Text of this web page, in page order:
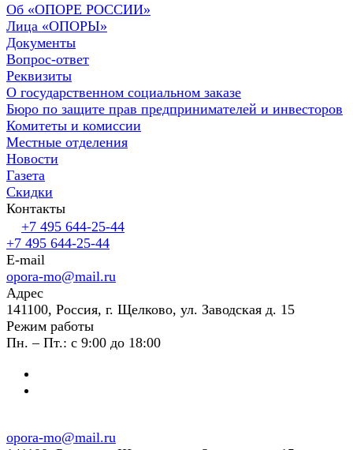
Об «ОПОРЕ РОССИИ»
Лица «ОПОРЫ»
Документы
Вопрос-ответ
Реквизиты
О государственном социальном заказе
Бюро по защите прав предпринимателей и инвесторов
Комитеты и комиссии
Местные отделения
Новости
Газета
Скидки
Контакты
+7 495 644-25-44
+7 495 644-25-44
E-mail
opora-mo@mail.ru
Адрес
141100, Россия, г. Щелково, ул. Заводская д. 15
Режим работы
Пн. – Пт.: с 9:00 до 18:00
opora-mo@mail.ru